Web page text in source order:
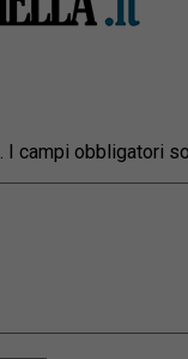
I campi obbligatori